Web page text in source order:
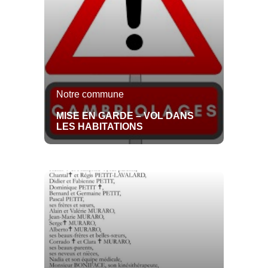
Emploi
Notre commune
MISE EN GARDE – VOL DANS
LES HABITATIONS